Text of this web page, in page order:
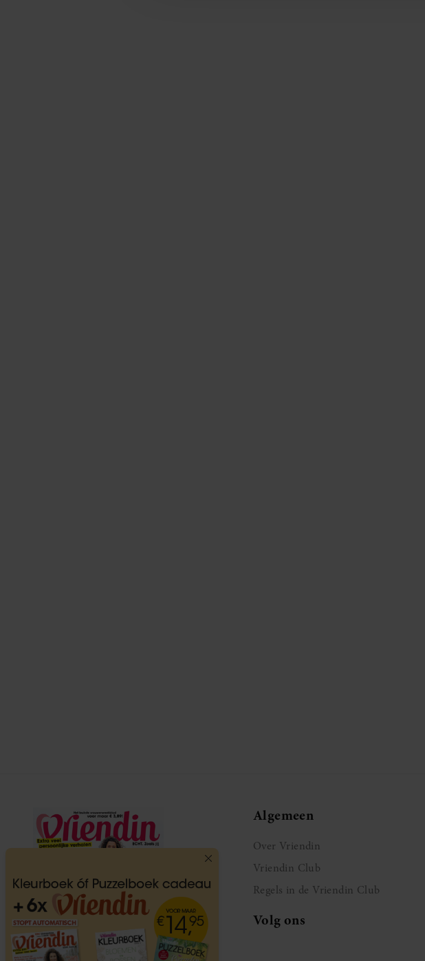
verstrekt of die ze hebben verzameld op basis van
Algemeen
Over Vriendin
Vriendin Club
Regels in de Vriendin Club
Volg ons